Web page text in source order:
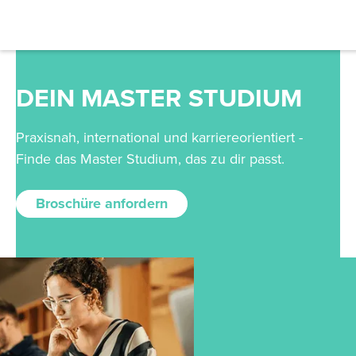
DEIN MASTER STUDIUM
Praxisnah, international und karriereorientiert -
Finde das Master Studium, das zu dir passt.
Broschüre anfordern
Bachelor
Master
Prep
Campus